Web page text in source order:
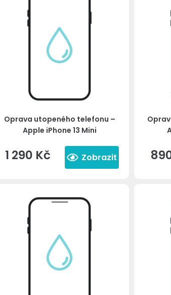
Oprava utopeného telefonu –
Apple iPhone 13 Mini
1 290 Kč Zobrazit